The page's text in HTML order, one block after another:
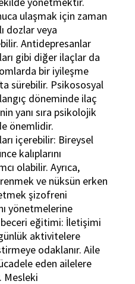
ulaşmak için zaman
dozlar veya
Antidepresanlar
gibi diğer ilaçlar da
bir iyileşme
sürebilir. Psikososyal
döneminde ilaç
yanı sıra psikolojik
önemlidir.
içerebilir: Bireysel
kalıplarını
olabilir. Ayrıca,
ve nüksün erken
şizofreni
yönetmelerine
beceri eğitimi: İletişimi
aktivitelere
odaklanır. Aile
eden ailelere
Mesleki